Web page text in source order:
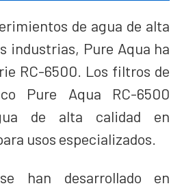
de agua de alta
industrias, Pure Aqua ha
RC-6500. Los filtros de
Pure Aqua RC-6500
de alta calidad en
usos especializados.
han desarrollado en